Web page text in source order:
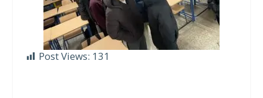
Post Views: 131